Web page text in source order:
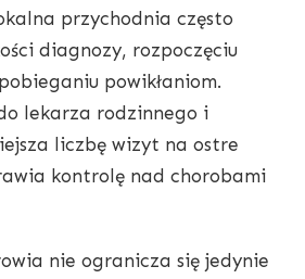
przychodnia często
diagnozy, rozpoczęciu
powikłaniom.
lekarza rodzinnego i
liczbę wizyt na ostre
kontrolę nad chorobami
nie ogranicza się jedynie